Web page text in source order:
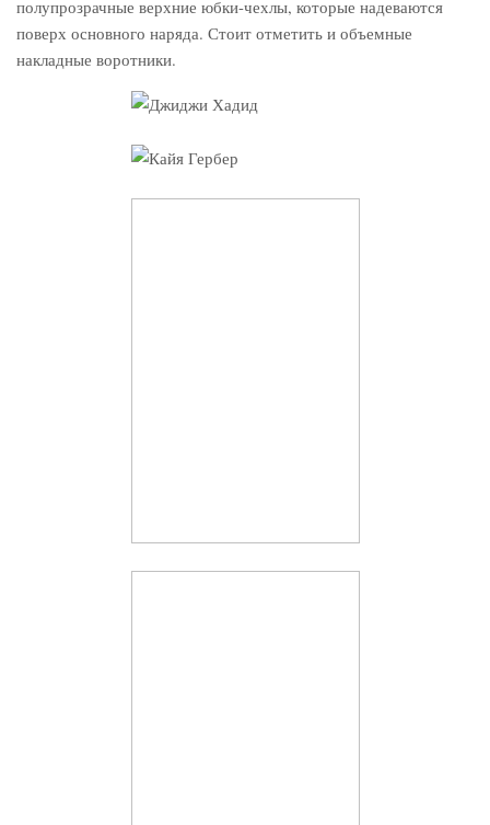
полупрозрачные верхние юбки-чехлы, которые надеваются
поверх основного наряда. Стоит отметить и объемные
накладные воротники.